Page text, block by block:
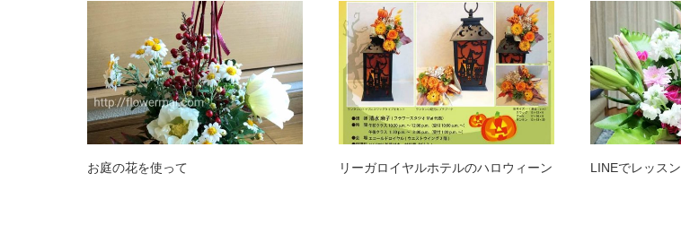
お庭の花を使って リーガロイヤルホテルのハロウィーン LINEでレッスン